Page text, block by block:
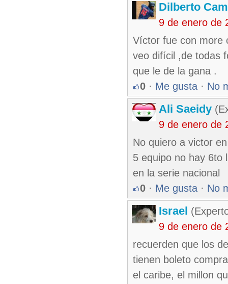
Dilberto
9 de enero de
Víctor fue con more
veo difícil ,de todas
que le de la gana .
0 · Me gusta · No
Ali Saeidy
9 de enero de
No quiero a victor
5 equipo no hay 6to
en la serie nacional
0 · Me gusta · No
Israel
9 de enero de
recuerden que los
tienen boleto
el caribe, el millon